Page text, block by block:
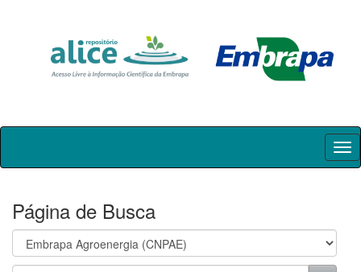
Skip
Página de Busca